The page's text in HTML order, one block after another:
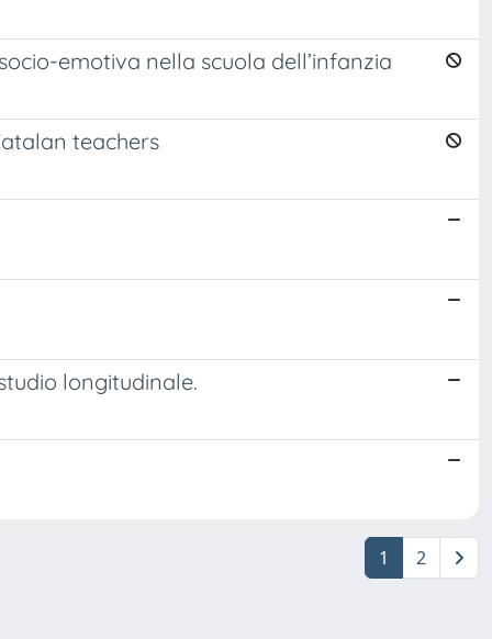
emotiva nella scuola dell’infanzia
teachers
longitudinale.
1 2